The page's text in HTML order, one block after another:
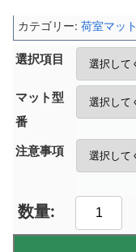
選択項目
マット型
番
注意事項
カテゴリー: 荷室マット